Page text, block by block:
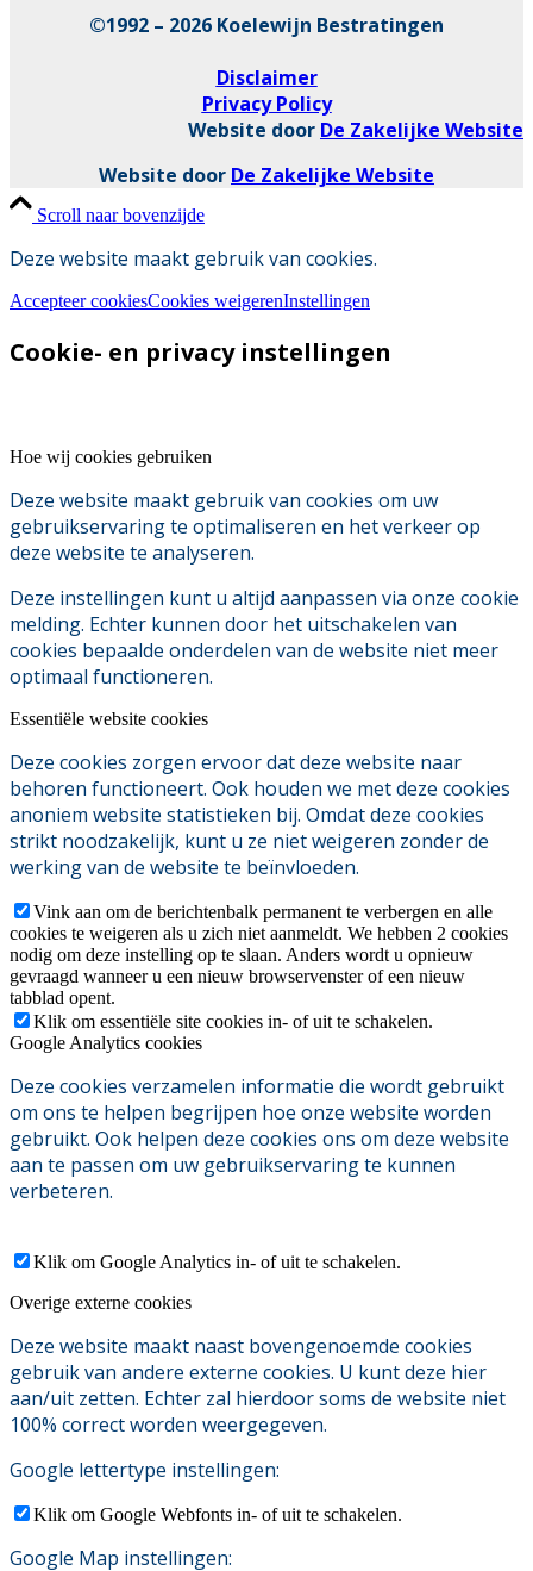
©1992 – 2026 Koelewijn Bestratingen
Disclaimer
Privacy Policy
Website door De Zakelijke Website
Website door De Zakelijke Website
Scroll naar bovenzijde
Deze website maakt gebruik van cookies.
Accepteer cookiesCookies weigerenInstellingen
Cookie- en privacy instellingen
Hoe wij cookies gebruiken
Deze website maakt gebruik van cookies om uw
gebruikservaring te optimaliseren en het verkeer op
deze website te analyseren.
Deze instellingen kunt u altijd aanpassen via onze cookie
melding. Echter kunnen door het uitschakelen van
cookies bepaalde onderdelen van de website niet meer
optimaal functioneren.
Essentiële website cookies
Deze cookies zorgen ervoor dat deze website naar
behoren functioneert. Ook houden we met deze cookies
anoniem website statistieken bij. Omdat deze cookies
strikt noodzakelijk, kunt u ze niet weigeren zonder de
werking van de website te beïnvloeden.
Vink aan om de berichtenbalk permanent te verbergen en alle
cookies te weigeren als u zich niet aanmeldt. We hebben 2 cookies
nodig om deze instelling op te slaan. Anders wordt u opnieuw
gevraagd wanneer u een nieuw browservenster of een nieuw
tabblad opent.
Klik om essentiële site cookies in- of uit te schakelen.
Google Analytics cookies
Deze cookies verzamelen informatie die wordt gebruikt
om ons te helpen begrijpen hoe onze website worden
gebruikt. Ook helpen deze cookies ons om deze website
aan te passen om uw gebruikservaring te kunnen
verbeteren.
Klik om Google Analytics in- of uit te schakelen.
Overige externe cookies
Deze website maakt naast bovengenoemde cookies
gebruik van andere externe cookies. U kunt deze hier
aan/uit zetten. Echter zal hierdoor soms de website niet
100% correct worden weergegeven.
Google lettertype instellingen:
Klik om Google Webfonts in- of uit te schakelen.
Google Map instellingen: